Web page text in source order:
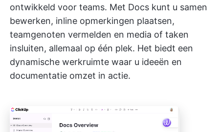
ontwikkeld voor teams. Met Docs kunt u samen
bewerken, inline opmerkingen plaatsen,
teamgenoten vermelden en media of taken
insluiten, allemaal op één plek. Het biedt een
dynamische werkruimte waar u ideeën en
documentatie omzet in actie.